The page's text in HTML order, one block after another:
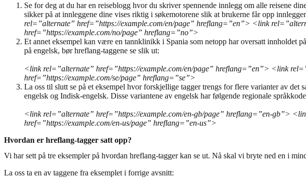
Se for deg at du har en reiseblogg hvor du skriver spennende innlegg om alle reisene
sikker på at innleggene dine vises riktig i søkemotorene slik at brukerne får opp
rel=”alternate” href=”https://example.com/en/page” hreflang=”en”> <link
href=”https://example.com/no/page” hreflang=”no”>
Et annet eksempel kan være en tannklinikk i Spania som netopp har oversatt innholdet
på engelsk, bør hreflang-taggene se slik ut:
<link rel=”alternate” href=”https://example.com/en/page” hreflang=”en”> <link
href=”https://example.com/se/page” hreflang=”se”>
La oss til slutt se på et eksempel hvor forskjellige tagger trengs for flere varianter av
engelsk og Indisk-engelsk. Disse variantene av engelsk har følgende regionale
<link rel=”alternate” href=”https://example.com/en-gb/page” hreflang=”en-gb”>
href=”https://example.com/en-us/page” hreflang=”en-us”>
Hvordan er hreflang-tagger satt opp?
Vi har sett på tre eksempler på hvordan hreflang-tagger kan se ut. Nå skal vi bryte ned en i
La oss ta en av taggene fra eksemplet i forrige avsnitt: